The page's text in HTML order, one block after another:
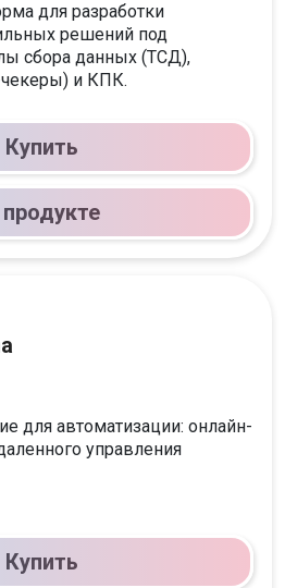
для разработки
решений под
сбора данных (ТСД),
и КПК.
Купить
для автоматизации: онлайн-
управления
Купить